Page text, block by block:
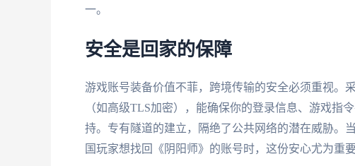
一。
安全是回家的保障
游戏账号装备价值不菲，跨境传输的安全必须重视
（如高级TLS加密），能确保你的登录信息、游戏指
持。专有隧道的建立，隔绝了公共网络的潜在威胁。
国玩家想找回《阴阳师》的账号时，这份安心尤为重要